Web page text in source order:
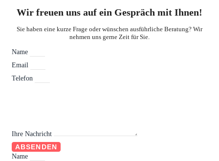
Wir freuen uns auf ein Gespräch mit Ihnen!
Sie haben eine kurze Frage oder wünschen ausführliche Beratung? Wir
nehmen uns gerne Zeit für Sie.
Name
Email
Telefon
Ihre Nachricht
ABSENDEN
Name